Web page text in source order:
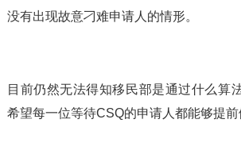
没有出现故意刁难申请人的情形。
目前仍然无法得知移民部是通过什么算
希望每一位等待CSQ的申请人都能够提前